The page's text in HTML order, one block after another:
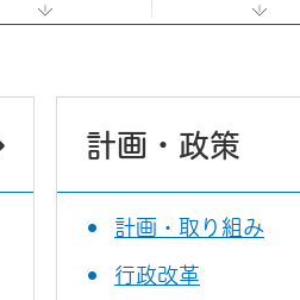
計画・政策
計画・取り組み
行政改革